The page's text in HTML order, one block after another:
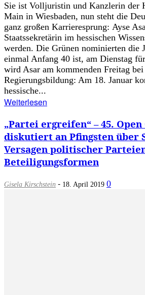
Sie ist Volljuristin und Kanzlerin der
Main in Wiesbaden, nun steht die
ganz großen Karrieresprung: Ayse
Staatssekretärin im hessischen
werden. Die Grünen nominierten die
einmal Anfang 40 ist, am Dienstag
wird Asar am kommenden Freitag
Regierungsbildung: Am 18. Januar
hessische...
Weiterlesen
„Partei ergreifen“ – 45. Open
diskutiert an Pfingsten über
Versagen politischer
Beteiligungsformen
Gisela Kirschstein - 18. April 2019 0